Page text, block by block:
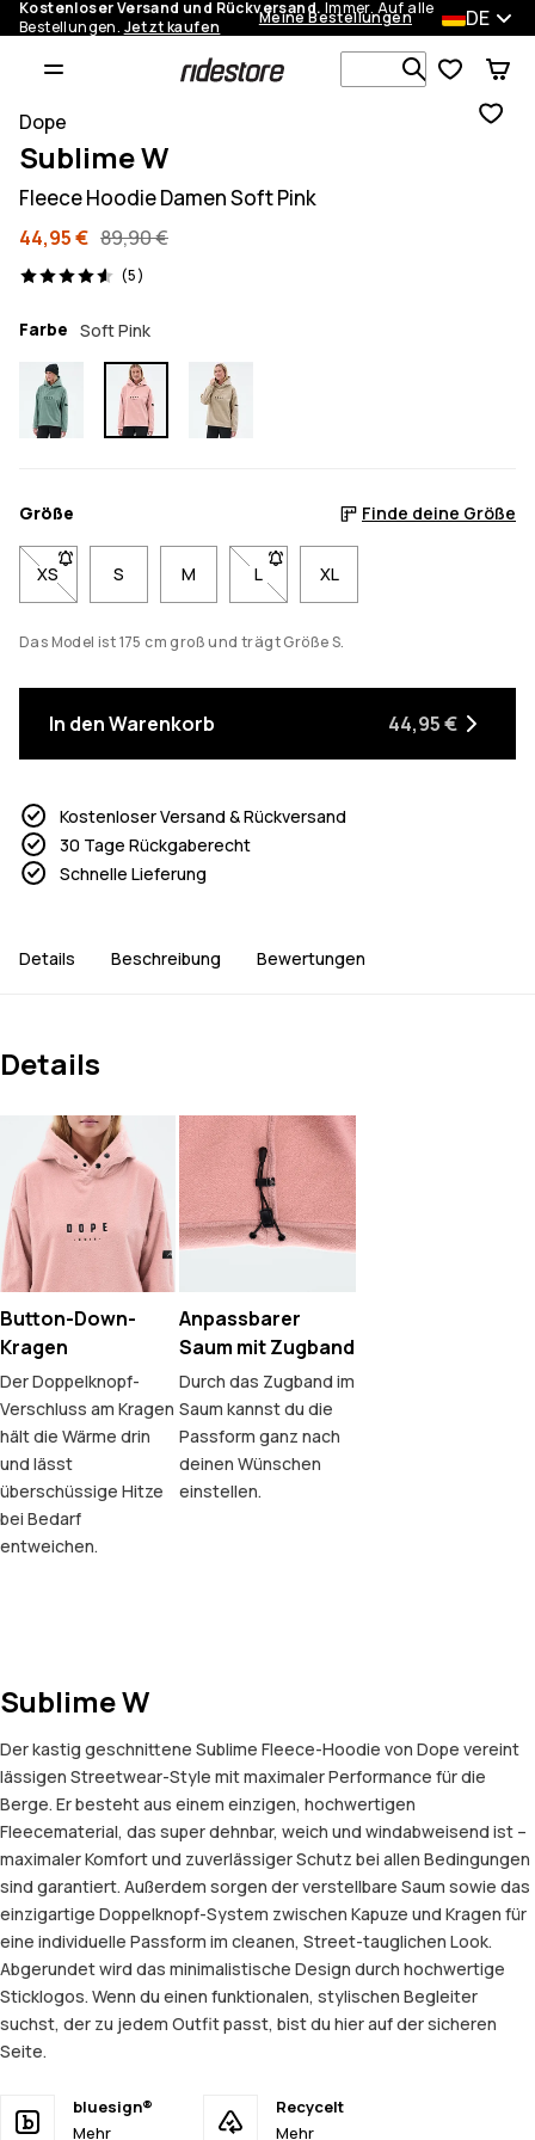
Kostenloser Versand und Rückversand. Immer. Auf alle
Bestellungen. Jetzt kaufen Meine Bestellungen DE
Dope
Sublime W
Fleece Hoodie Damen Soft Pink
44,95 € 89,90 €
(5)
5 Reviews, 4.6/5
Farbe Soft Pink
Größe Finde deine Größe
XS- Größe XS nicht verfügbar. Klicke, um benachrichtigt zu
S M L- Größe L nicht verfügbar. Klicke,
XL
Das Model ist 175 cm groß und trägt Größe S.
In den Warenkorb 44,95 €
Kostenloser Versand & Rückversand
30 Tage Rückgaberecht
Schnelle Lieferung
Details Beschreibung Bewertungen
Details
Button-Down-
Kragen
Der Doppelknopf-
Verschluss am Kragen
hält die Wärme drin
und lässt
überschüssige Hitze
bei Bedarf
entweichen.
Anpassbarer
Saum mit Zugband
Durch das Zugband im
Saum kannst du die
Passform ganz nach
deinen Wünschen
einstellen.
Sublime W
Der kastig geschnittene Sublime Fleece-Hoodie von Dope vereint
lässigen Streetwear-Style mit maximaler Performance für die
Berge. Er besteht aus einem einzigen, hochwertigen
Fleecematerial, das super dehnbar, weich und windabweisend ist –
maximaler Komfort und zuverlässiger Schutz bei allen Bedingungen
sind garantiert. Außerdem sorgen der verstellbare Saum sowie das
einzigartige Doppelknopf-System zwischen Kapuze und Kragen für
eine individuelle Passform im cleanen, Street-tauglichen Look.
Abgerundet wird das minimalistische Design durch hochwertige
Sticklogos. Wenn du einen funktionalen, stylischen Begleiter
suchst, der zu jedem Outfit passt, bist du hier auf der sicheren
Seite.
bluesign®
Mehr
Recycelt
Mehr